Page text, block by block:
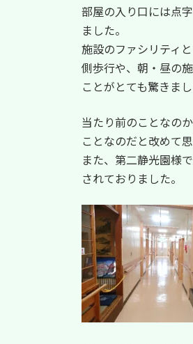
部屋の入り口には点
ました。
施設のファシリティ
側歩行や、朝・昼の
ことがとても驚きまし
当たり前のことなの
ことなのだと改めて思
また、第二静光園様
されておりました。